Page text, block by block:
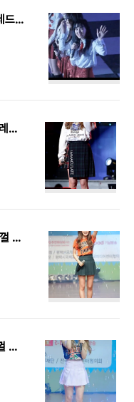
[CAM] 170221 남서울대학교 OT -레드벨벳 by 다카코마츠
[CAM]151028 서울 브랜드 선포식 - 레드벨벳(Red Velvet) by Harry
[CAM] 150813 제1회 청소년 왁자지껄 스마트영상 콘테스트 - 레드벨벳 by 다카코마츠
[CAM] 150813 제1회 청소년 왁자지껄 스마트영상 콘테스트 - 레드벨벳 by W